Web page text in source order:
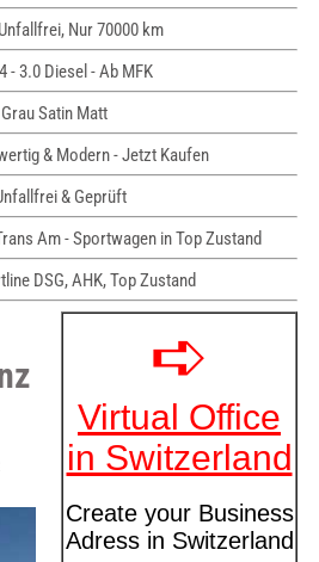
Nur 70000 km
- 3.0 Diesel - Ab MFK
Satin Matt
& Modern - Jetzt Kaufen
& Geprüft
Am - Sportwagen in Top Zustand
DSG, AHK, Top Zustand